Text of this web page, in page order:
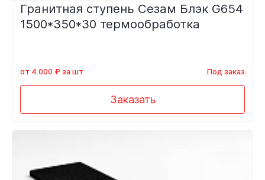
Гранитная ступень Сезам Блэк G654
1500*350*30 термообработка
от 4 000 ₽ за шт Под заказ
Заказать